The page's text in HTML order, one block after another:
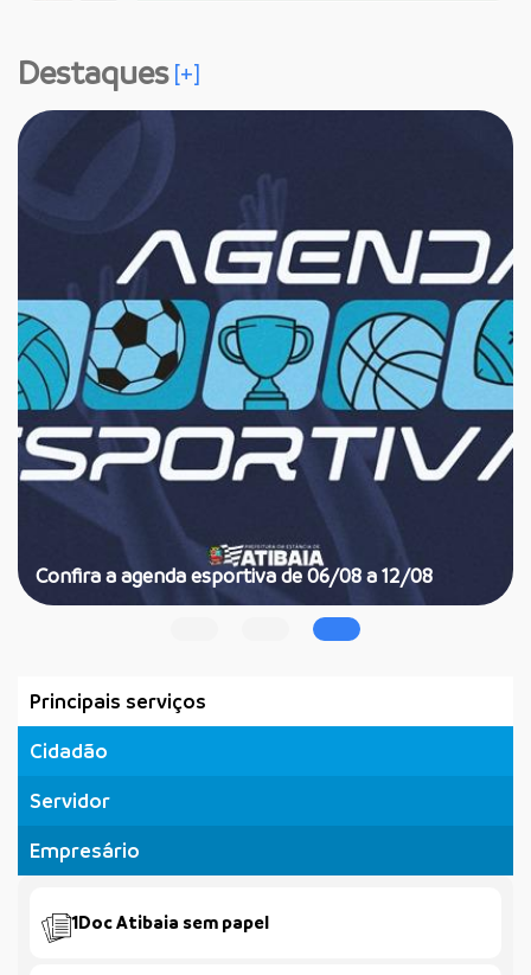
Destaques [+]
Confira a agenda esportiva de 06/08 a 12/08
Principais serviços
Cidadão
Servidor
Empresário
1Doc Atibaia sem papel